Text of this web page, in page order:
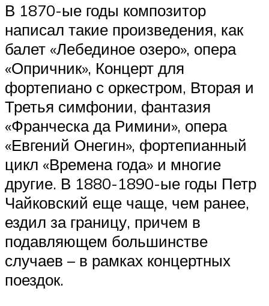
В 1870-ые годы композитор
написал такие произведения, как
балет «Лебединое озеро», опера
«Опричник», Концерт для
фортепиано с оркестром, Вторая и
Третья симфонии, фантазия
«Франческа да Римини», опера
«Евгений Онегин», фортепианный
цикл «Времена года» и многие
другие. В 1880-1890-ые годы Петр
Чайковский еще чаще, чем ранее,
ездил за границу, причем в
подавляющем большинстве
случаев – в рамках концертных
поездок.